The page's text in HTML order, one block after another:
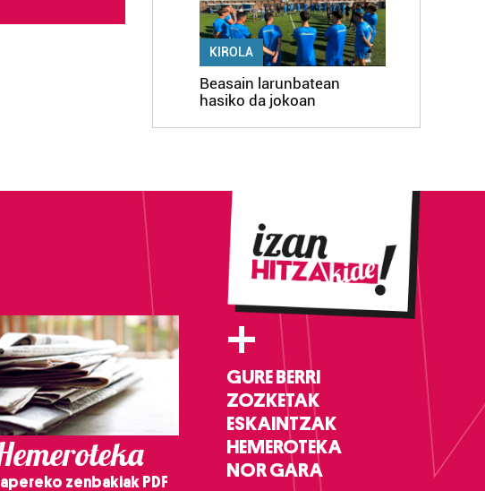
KIROLA
Beasain larunbatean
hasiko da jokoan
zenbakiak PDF
+
GURE BERRI
ZOZKETAK
ESKAINTZAK
HEMEROTEKA
NOR GARA